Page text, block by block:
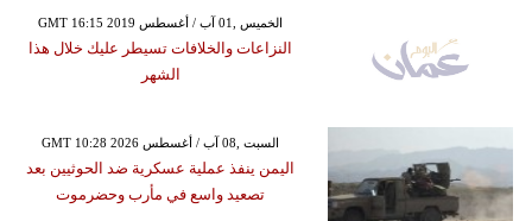
GMT 16:15 2019 الخميس ,01 آب / أغسطس
النزاعات والخلافات تسيطر عليك خلال هذا
الشهر
GMT 10:28 2026 السبت ,08 آب / أغسطس
اليمن ينفذ عملية عسكرية ضد الحوثيين بعد
تصعيد واسع في مأرب وحضرموت